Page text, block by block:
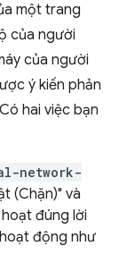
một trang
của người
của người
ý kiến phản
hai việc bạn
network-
(Chặn)" và
đúng lời
động như